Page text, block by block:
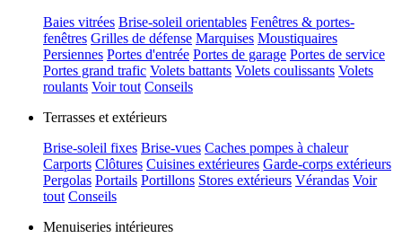
Baies vitrées Brise-soleil orientables Fenêtres & portes-
fenêtres Grilles de défense Marquises Moustiquaires
Persiennes Portes d'entrée Portes de garage Portes de service
Portes grand trafic Volets battants Volets coulissants Volets
roulants Voir tout Conseils
Terrasses et extérieurs
Brise-soleil fixes Brise-vues Caches pompes à chaleur
Carports Clôtures Cuisines extérieures Garde-corps extérieurs
Pergolas Portails Portillons Stores extérieurs Vérandas Voir
tout Conseils
Menuiseries intérieures